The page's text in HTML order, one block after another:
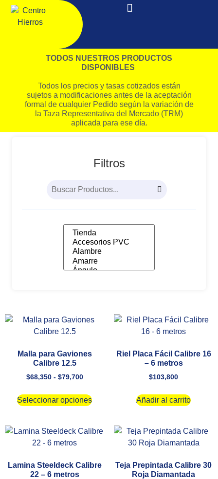
TODOS NUESTROS PRODUCTOS
DISPONIBLES
Todos los precios y tasas cotizados están
sujetos a modificaciones antes de la aceptación
formal de cualquier Pedido según la variación de
la Taza Representativa del Mercado (TRM)
aplicada para ese día.
Filtros
Malla para Gaviones
Calibre 12.5
$68,350 - $79,700
Seleccionar opciones
Riel Placa Fácil Calibre 16
– 6 metros
$103,800
Añadir al carrito
Lamina Steeldeck Calibre
22 – 6 metros
Teja Prepintada Calibre 30
Roja Diamantada